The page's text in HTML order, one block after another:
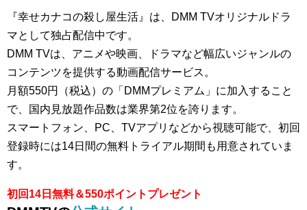
『幸せカナコの殺し屋生活』は、DMM TVオリジナルドラ
マとして独占配信中です。
DMM TVは、アニメや映画、ドラマなど幅広いジャンルの
コンテンツを提供する動画配信サービス。
月額550円（税込）の「DMMプレミアム」に加入すること
で、国内見放題作品数は業界第2位を誇ります。
スマートフォン、PC、TVアプリなどから視聴可能で、初回
登録時には14日間の無料トライアル期間も用意されていま
す。
初回14日無料＆550ポイントプレゼント